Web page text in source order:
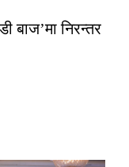
बाज’मा निरन्तर